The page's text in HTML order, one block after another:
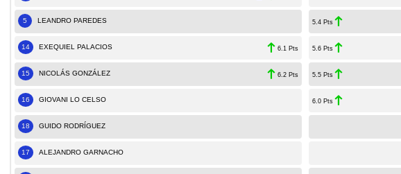
5 LEANDRO PAREDES
14 EXEQUIEL PALACIOS 6.1 Pts
15 NICOLÁS GONZÁLEZ 6.2 Pts
16 GIOVANI LO CELSO
18 GUIDO RODRÍGUEZ
17 ALEJANDRO GARNACHO
5.4 Pts
5.6 Pts
5.5 Pts
6.0 Pts